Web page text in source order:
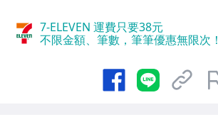
7-ELEVEN 運費只要38元
不限金額、筆數，筆筆優惠無限次！